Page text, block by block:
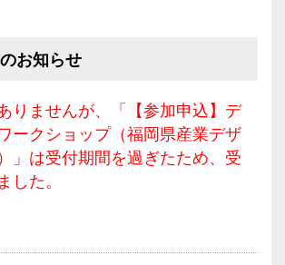
お知らせ
りませんが、「【参加申込】デ
ークショップ（福岡県産業デザ
」は受付期間を過ぎたため、受
した。